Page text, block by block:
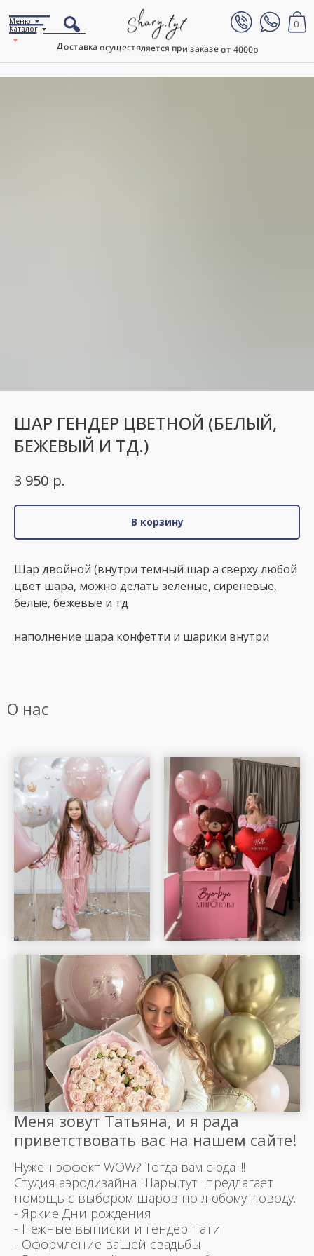
Доставка осуществляется при заказе от 4000р
0
Каталог
Меню
ШАР ГЕНДЕР ЦВЕТНОЙ (БЕЛЫЙ,
БЕЖЕВЫЙ И ТД.)
3 950 р.
В корзину
Шар двойной (внутри темный шар а сверху любой
цвет шара, можно делать зеленые, сиреневые,
белые, бежевые и тд
наполнение шара конфетти и шарики внутри
О нас
Меня зовут Татьяна, и я рада
приветствовать вас на нашем сайте!
Нужен эффект WOW? Тогда вам сюда !!!
Студия аэродизайна Шары.тут предлагает
помощь с выбором шаров по любому поводу.
- Яркие Дни рождения
- Нежные выписки и гендер пати
- Оформление вашей свадьбы